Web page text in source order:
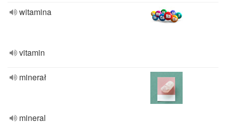
witamina
vitamin
minerał
mineral